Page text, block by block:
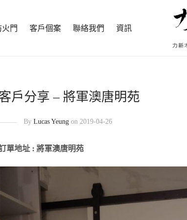
火門 客戶個案 聯絡我們 資訊
戶分享 – 將軍澳唐明苑
By Lucas Yeung on 2019-04-26
單地址 : 將軍澳唐明苑